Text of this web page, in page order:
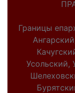
Границы
Усольский,